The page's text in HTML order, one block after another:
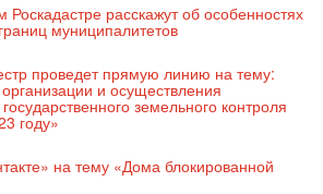
Роскадастре расскажут об особенностях
муниципалитетов
проведет прямую линию на тему:
и осуществления
земельного контроля
году»
на тему «Дома блокированной